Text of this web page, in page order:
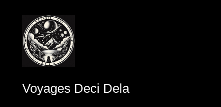
Voyages Deci Dela